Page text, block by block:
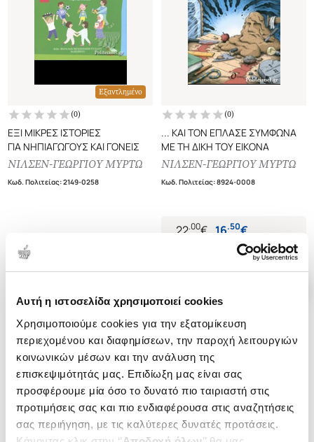
Αυτή η ιστοσελίδα χρησιμοποιεί cookies
Χρησιμοποιούμε cookies για την εξατομίκευση
περιεχομένου και διαφημίσεων, την παροχή λειτουργιών
κοινωνικών μέσων και την ανάλυση της
επισκεψιμότητάς μας. Επιδίωξη μας είναι σας
προσφέρουμε μία όσο το δυνατό πιο ταιριαστή στις
προτιμήσεις σας και πιο ενδιαφέρουσα στις αναζητήσεις
σας περιήγηση, με τις καλύτερες δυνατές προτάσεις.
Εξαντλημένο
(0)
ΕΞΙ ΜΙΚΡΕΣ ΙΣΤΟΡΙΕΣ
ΓΙΑ ΝΗΠΙΑΓΩΓΟΥΣ ΚΑΙ ΓΟΝΕΙΣ
ΝΙΛΣΕΝ-ΓΕΩΡΓΙΟΥ ΜΥΡΤΩ
Κωδ. Πολιτείας:2149-0258
(0)
... ΚΑΙ ΤΟΝ ΕΠΛΑΣΕ ΣΥΜΦΩΝΑ
ΜΕ ΤΗ ΔΙΚΗ ΤΟΥ ΕΙΚΟΝΑ
ΝΙΛΣΕΝ-ΓΕΩΡΓΙΟΥ ΜΥΡΤΩ
Κωδ. Πολιτείας:8924-0008
22.00€ 16.50€
Τιμή Πολιτείας